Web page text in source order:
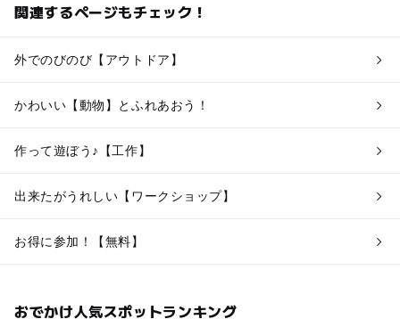
関連するページもチェック！
外でのびのび【アウトドア】
かわいい【動物】とふれあおう！
作って遊ぼう♪【工作】
出来たがうれしい【ワークショップ】
お得に参加！【無料】
おでかけ人気スポットランキング